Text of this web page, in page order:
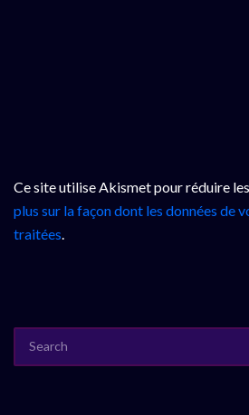
Ce site utilise Akismet pour réduire
plus sur la façon dont les données de
traitées.
FOR: